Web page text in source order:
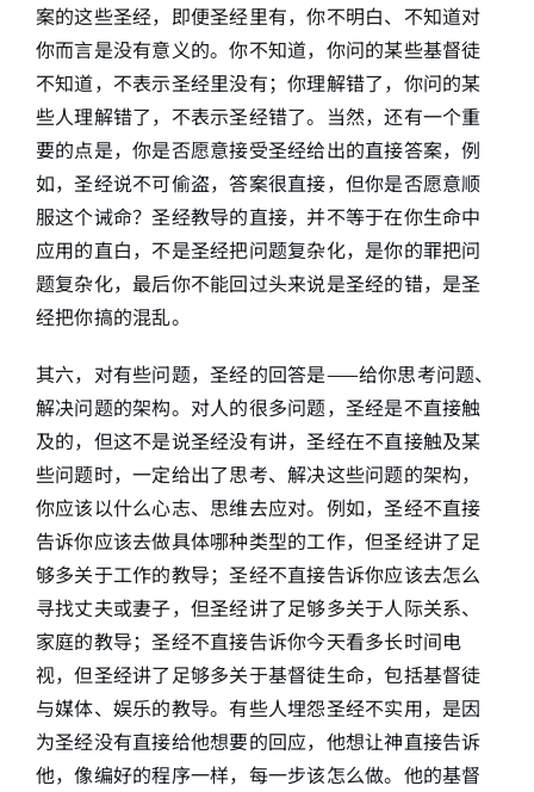
案的这些圣经，即便圣经里有，你不明白、不知道对
你而言是没有意义的。你不知道，你问的某些基督徒
不知道，不表示圣经里没有；你理解错了，你问的某
些人理解错了，不表示圣经错了。当然，还有一个重
要的点是，你是否愿意接受圣经给出的直接答案，例
如，圣经说不可偷盗，答案很直接，但你是否愿意顺
服这个诫命？圣经教导的直接，并不等于在你生命中
应用的直白，不是圣经把问题复杂化，是你的罪把问
题复杂化，最后你不能回过头来说是圣经的错，是圣
经把你搞的混乱。
其六，对有些问题，圣经的回答是——给你思考问题、
解决问题的架构。对人的很多问题，圣经是不直接触
及的，但这不是说圣经没有讲，圣经在不直接触及某
些问题时，一定给出了思考、解决这些问题的架构，
你应该以什么心志、思维去应对。例如，圣经不直接
告诉你应该去做具体哪种类型的工作，但圣经讲了足
够多关于工作的教导；圣经不直接告诉你应该去怎么
寻找丈夫或妻子，但圣经讲了足够多关于人际关系、
家庭的教导；圣经不直接告诉你今天看多长时间电
视，但圣经讲了足够多关于基督徒生命，包括基督徒
与媒体、娱乐的教导。有些人埋怨圣经不实用，是因
为圣经没有直接给他想要的回应，他想让神直接告诉
他，像编好的程序一样，每一步该怎么做。他的基督